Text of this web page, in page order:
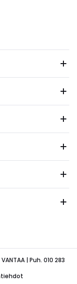
| Puh. 010 283